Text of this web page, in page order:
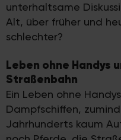
unterhaltsame
Alt, über früher und
schlechter?
Leben ohne Handys
Straßenbahn
Ein Leben ohne
Dampfschiffen,
Jahrhunderts kaum